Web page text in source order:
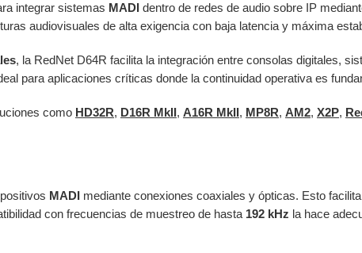
integrar sistemas MADI dentro de redes de audio sobre IP
audiovisuales de alta exigencia con baja latencia y máxima
, la RedNet D64R facilita la integración entre consolas digitales,
para aplicaciones críticas donde la continuidad operativa es
como HD32R, D16R MkII, A16R MkII, MP8R, AM2, X2P,
MADI mediante conexiones coaxiales y ópticas. Esto
con frecuencias de muestreo de hasta 192 kHz la hace